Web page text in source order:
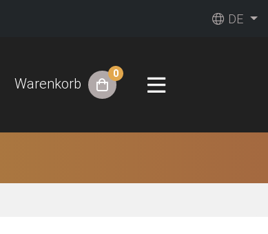
DE
Warenkorb
0